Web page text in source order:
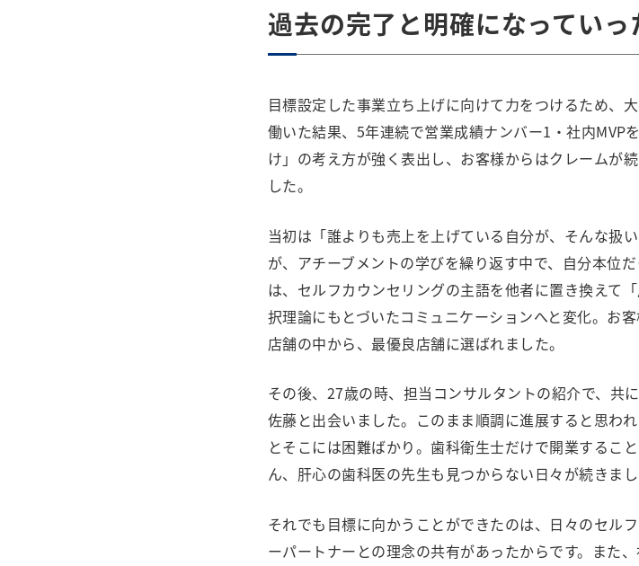
過去の完了と明確になってい
目標設定した事業立ち上げに向けて力をつけるため、
働いた結果、5年連続で営業成績ナンバー1・社内MVP
け」の考え方が強く表出し、お客様からはクレームが
した。
当初は「誰よりも売上を上げている自分が、そんな扱
が、アチーブメントの学びを繰り返す中で、自分本位
は、セルフカウンセリングの主語を他者に置き換えて
択理論にもとづいたコミュニケーションへと変化。お
店舗の中から、最優良店舗に選ばれました。
その後、27歳の時、担当コンサルタントの紹介で、共
佐藤と出会いました。このまま順調に進展すると思わ
とそこには困難ばかり。歯科衛生士だけで開業するこ
ん、肝心の歯科医の先生も見つからない日々が続きまし
それでも目標に向かうことができたのは、日々のセル
ーパートナーとの理念の共有があったからです。また